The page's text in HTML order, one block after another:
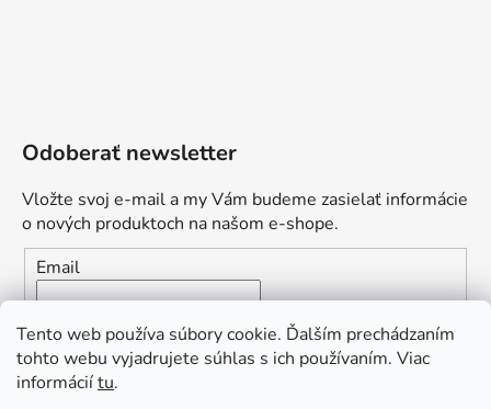
Tento web používa súbory cookie. Ďalším prechádzaním
tohto webu vyjadrujete súhlas s ich používaním. Viac
informáciítu.
Odoberať newsletter
Vložte svoj e-mail a my Vám budeme zasielať informácie
o nových produktoch na našom e-shope.
Email
Vložením e-mailu súhlasíte s
podmienkami ochrany
osobných údajov